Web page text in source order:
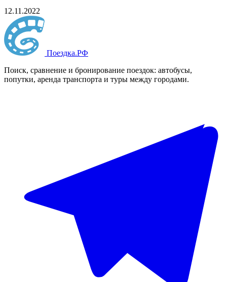
12.11.2022
Поездка.РФ
Поиск, сравнение и бронирование поездок: автобусы,
попутки, аренда транспорта и туры между городами.